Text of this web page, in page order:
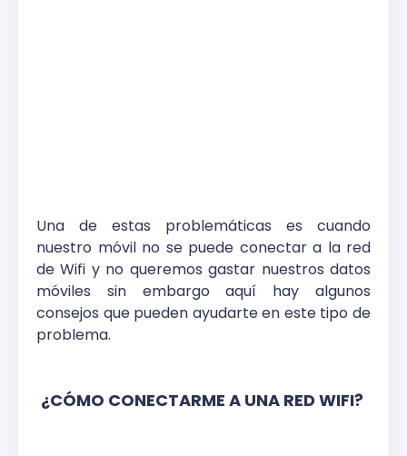
Una de estas problemáticas es cuando
nuestro móvil no se puede conectar a la red
de Wifi y no queremos gastar nuestros datos
móviles sin embargo aquí hay algunos
consejos que pueden ayudarte en este tipo de
problema.
¿CÓMO CONECTARME A UNA RED WIFI?